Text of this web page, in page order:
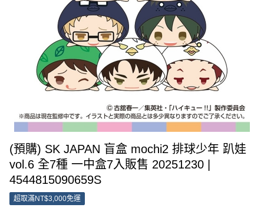
(預購) SK JAPAN 盲盒 mochi2 排球少年 趴娃
vol.6 全7種 一中盒7入販售 20251230 |
4544815090659S
超取滿NT$3,000免運